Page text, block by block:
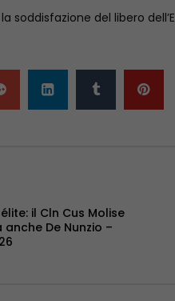
la soddisfazione del libero
il Cln Cus Molise
De Nunzio –